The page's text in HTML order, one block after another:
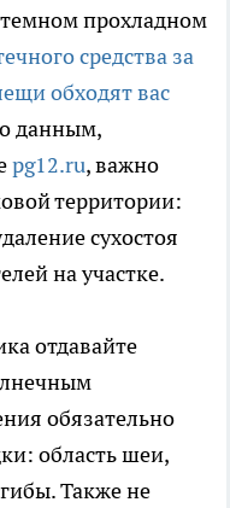
прохладном
средства за
обходят вас
данным,
pg12.ru, важно
территории:
сухостоя
на участке.
отдавайте
обязательно
область шеи,
Также не